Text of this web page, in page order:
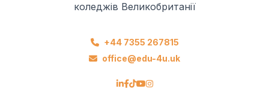
коледжів Великобританії
+44 7355 267815
office@edu-4u.uk